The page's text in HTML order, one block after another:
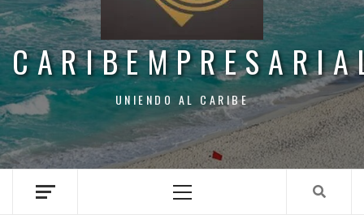
UNIENDO AL CARIBE
Menu